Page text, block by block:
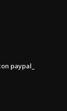
paypal_